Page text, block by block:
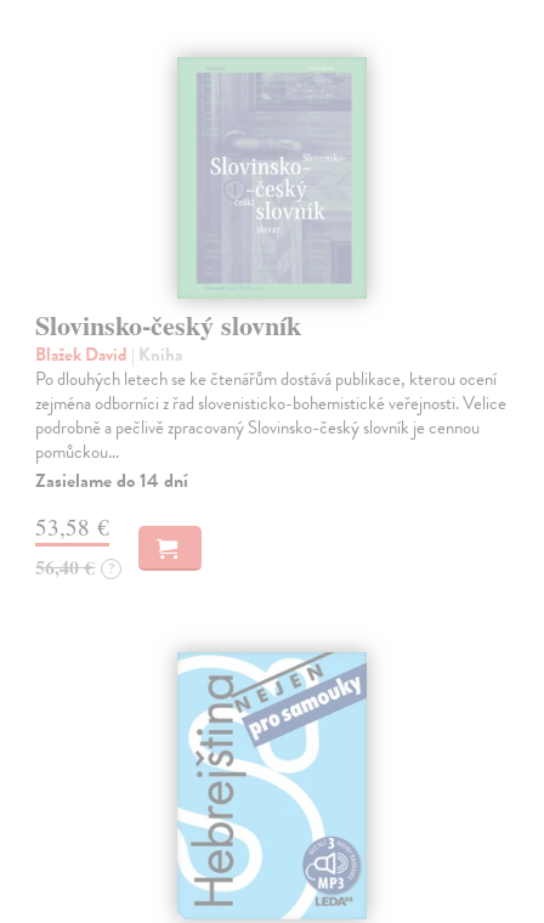
Slovinsko-český slovník
Blažek David | Kniha
Po dlouhých letech se ke čtenářům dostává publikace, kterou ocení
zejména odborníci z řad slovenisticko-bohemistické veřejnosti. Velice
podrobně a pečlivě zpracovaný Slovinsko-český slovník je cennou
pomůckou…
Zasielame do 14 dní
53,58 €
56,40 € ?